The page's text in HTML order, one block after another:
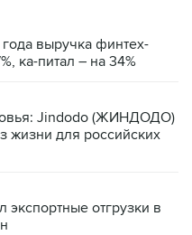
выручка финтех-
ка-питал – на 34%
Jindodo (ЖИНДОДО)
жизни для российских
экспортные отгрузки в